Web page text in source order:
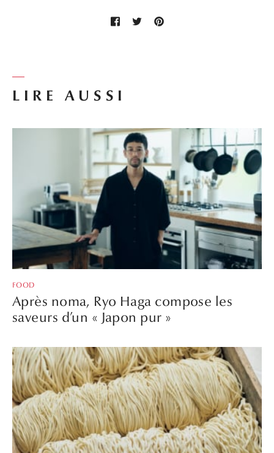
LIRE AUSSI
FOOD
Après noma, Ryo Haga compose les
saveurs d’un « Japon pur »